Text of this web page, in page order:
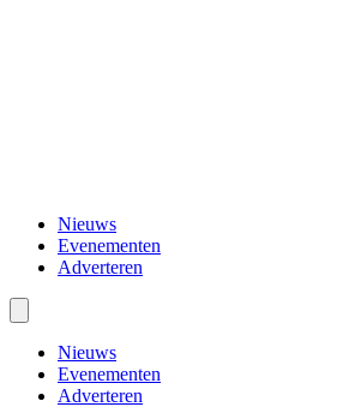
Nieuws
Evenementen
Adverteren
Nieuws
Evenementen
Adverteren